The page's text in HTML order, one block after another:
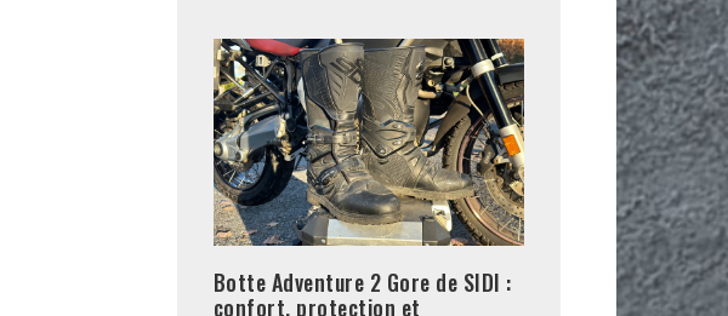
Botte Adventure 2 Gore de SIDI :
confort, protection et